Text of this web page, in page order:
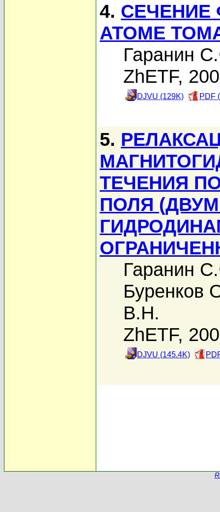
4.
АТОМЕ
Гаранин
ZhETF,
DJVU (129K) PDF
5.
ТЕЧЕНИЯ
ПОЛЯ
Гаранин
Буренков
В.Н.
ZhETF,
DJVU (145.4K)